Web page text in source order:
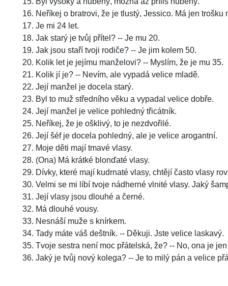
Neříkej o bratrovi, že je tlustý, Jessico. Má jen trošku
Je mi 24 let.
Jak starý je tvůj přítel? -- Je mu 20.
Jak jsou staří tvoji rodiče? -- Je jim kolem 50.
Kolik let je jejímu manželovi? -- Myslím, že je mu 35.
Kolik jí je? -- Nevím, ale vypadá velice mladě.
Její manžel je docela starý.
Byl to muž středního věku a vypadal velice dobře.
Její manžel je velice pohledný třicátník.
Neříkej, že je ošklivý, to je nezdvořilé.
Její šéf je docela pohledný, ale je velice arogantní.
Moje děti mají tmavé vlasy.
(Ona) Má krátké blonďaté vlasy.
Dívky, které mají kudrnaté vlasy, chtějí často vlasy
Velmi se mi líbí tvoje nádherné vlnité vlasy. Jaký
Její vlasy jsou dlouhé a černé.
Má dlouhé vousy.
Nesnáší muže s knírkem.
Tady máte váš deštník. -- Děkuji. Jste velice laskavý.
Tvoje sestra není moc přátelská, že? -- No, ona je
Jaký je tvůj nový kolega? -- Je to milý pán a velice